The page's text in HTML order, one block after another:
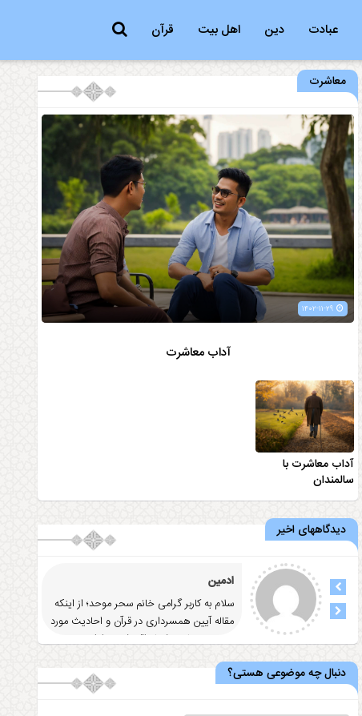
عبادت دین اهل بیت قرآن
معاشرت
آداب معاشرت
آداب معاشرت با
سالمندان
دیدگاههای اخیر
ادمین
سلام به کاربر گرامی خانم سحر موحد؛ از اینکه
مقاله آيين همسرداری در قرآن و احاديث مورد
توجه و رضایت شما واقع شد
... ادامه
دنبال چه موضوعی هستی؟